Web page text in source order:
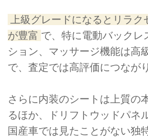
上級グレードになるとリラ
が豊富 で、特に電動バックレ
ション、マッサージ機能は高
で、査定では高評価につなが
さらに内装のシートは上質の
るほか、ドリフトウッドパネ
国産車では見たことがない独